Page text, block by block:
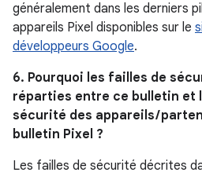
généralement dans les derniers
appareils Pixel disponibles sur le
développeurs Google.
6. Pourquoi les failles de
réparties entre ce bulletin et
sécurité des appareils /
bulletin Pixel ?
Les failles de sécurité décrites